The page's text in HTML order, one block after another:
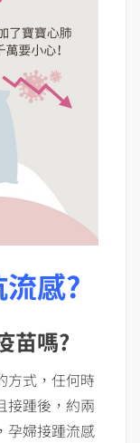
感?
苗嗎?
方式，任何時
接踵後，約兩
孕婦接踵流感